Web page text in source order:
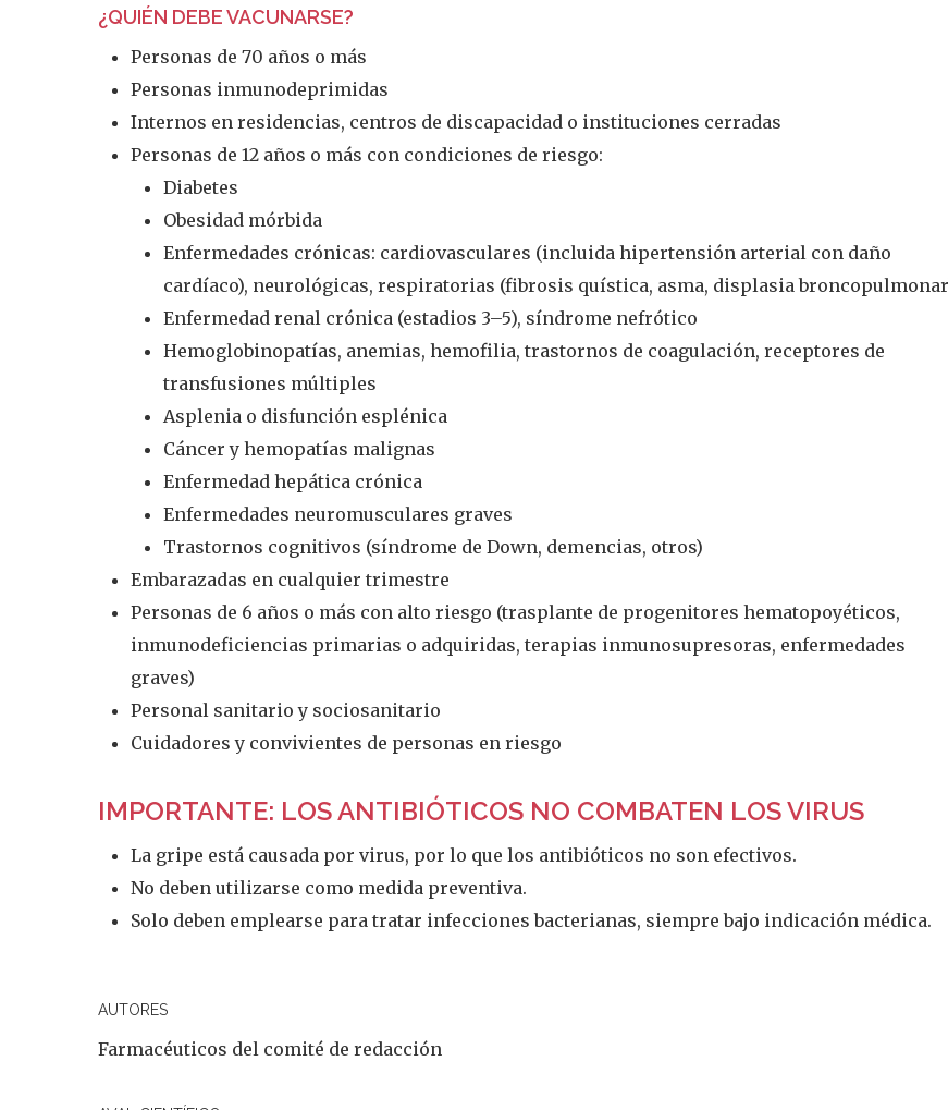
¿QUIÉN DEBE VACUNARSE?
Personas de 70 años o más
Personas inmunodeprimidas
Internos en residencias, centros de discapacidad o instituciones cerradas
Personas de 12 años o más con condiciones de riesgo:
Diabetes
Obesidad mórbida
Enfermedades crónicas: cardiovasculares (incluida hipertensión arterial con daño
cardíaco), neurológicas, respiratorias (fibrosis quística, asma, displasia
Enfermedad renal crónica (estadios 3–5), síndrome nefrótico
Hemoglobinopatías, anemias, hemofilia, trastornos de coagulación, receptores de
transfusiones múltiples
Asplenia o disfunción esplénica
Cáncer y hemopatías malignas
Enfermedad hepática crónica
Enfermedades neuromusculares graves
Trastornos cognitivos (síndrome de Down, demencias, otros)
Embarazadas en cualquier trimestre
Personas de 6 años o más con alto riesgo (trasplante de progenitores hematopoyéticos,
inmunodeficiencias primarias o adquiridas, terapias inmunosupresoras, enfermedades
graves)
Personal sanitario y sociosanitario
Cuidadores y convivientes de personas en riesgo
IMPORTANTE: LOS ANTIBIÓTICOS NO COMBATEN LOS VIRUS
La gripe está causada por virus, por lo que los antibióticos no son efectivos.
No deben utilizarse como medida preventiva.
Solo deben emplearse para tratar infecciones bacterianas, siempre bajo indicación médica.
AUTORES
Farmacéuticos del comité de redacción